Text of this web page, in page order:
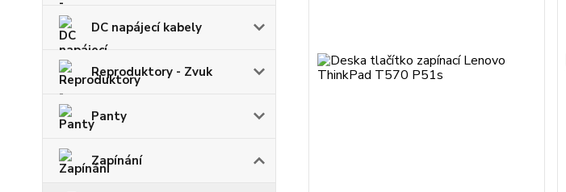
DC napájecí kabely
Reproduktory - Zvuk
Panty
Zapínání